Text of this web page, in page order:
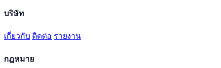
บริษัท
เกี่ยวกับ ติดต่อ รายงาน
กฎหมาย